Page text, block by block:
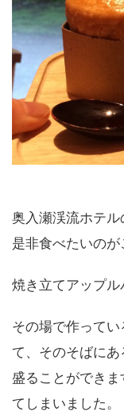
奥入瀬渓流ホテル
是非食べたいのが
焼き立てアップル
その場で作って
て、そのそばに
盛ることができ
てしまいました。